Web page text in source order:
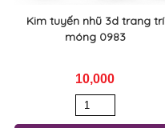
Kim tuyến nhũ 3d trang trí
móng 0983
10,000